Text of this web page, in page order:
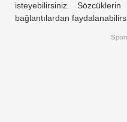
isteyebilirsiniz.
bağlantılardan